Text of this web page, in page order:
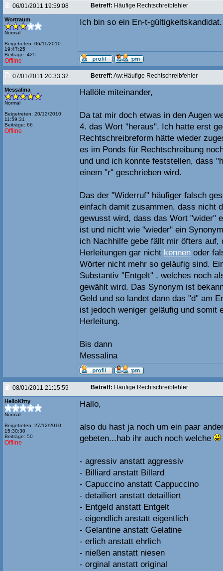
06/01/2011 19:59:08 Betreff: Häufige Rechtschreibfehler
Wortraum
Normal
Beigetreten: 06/11/2010
19:47:25
Beiträge: 425
Offline
Ich bin so ein En-t-
07/01/2011 20:33:32 Betreff: Aw:Häufige Rechtschreibfehler
Messalina
Normal
Beigetreten: 20/12/2010
11:59:31
Beiträge: 66
Offline
Hallöle miteinander,
Da tat mir doch etwas in den Augen
4. das Wort "heraus". Ich hatte erst
Rechtschreibreform hätte wieder
es im Ponds für Rechtschreibung
und und ich konnte feststellen, dass
einem "r" geschrieben wird.
Das der "Widerruf" häufiger falsch
einfach damit zusammen, dass nicht
gewusst wird, dass das Wort "wider"
ist und nicht wie "wieder" ein
ich Nachhilfe gebe fällt mir öfters auf,
Herleitungen gar nicht kennen oder
Wörter nicht mehr so geläufig sind.
Substantiv "Entgelt" , welches noch
gewählt wird. Das Synonym ist
Geld und so landet dann das "d" am
ist jedoch weniger geläufig und somit
Herleitung.
Bis dann
Messalina
08/01/2011 21:15:59 Betreff: Häufige Rechtschreibfehler
HelloKitty
Normal
Beigetreten: 27/12/2010
15:30:30
Beiträge: 50
Offline
Hallo,
also du hast ja noch um ein paar
gebeten...hab ihr auch noch welche
- agressiv anstatt aggressiv
- Billiard anstatt Billard
- Capuccino anstatt Cappuccino
- detailiert anstatt detailliert
- Entgeld anstatt Entgelt
- eigendlich anstatt eigentlich
- Gelantine anstatt Gelatine
- erlich anstatt ehrlich
- nießen anstatt niesen
- orginal anstatt original